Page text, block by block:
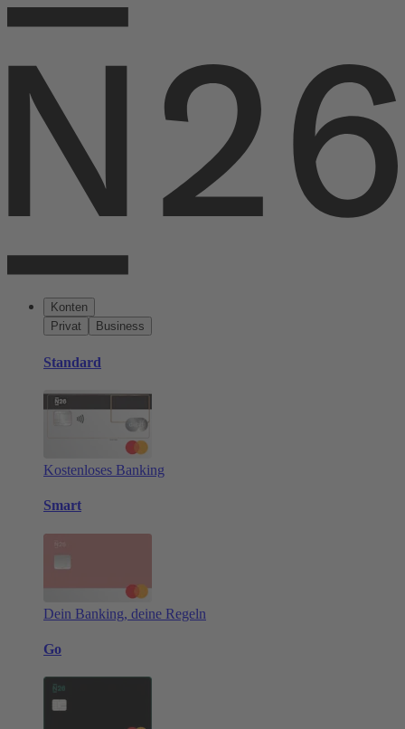
Konten
Privat
Business
Standard
Kostenloses Banking
Smart
Dein Banking, deine Regeln
Go